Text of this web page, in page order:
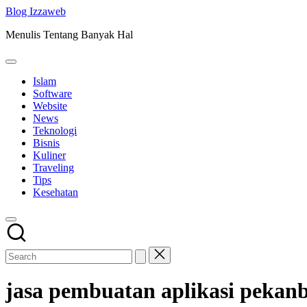
Skip
content
Blog Izzaweb
Menulis Tentang Banyak Hal
Islam
Software
Website
News
Teknologi
Bisnis
Kuliner
Traveling
Tips
Kesehatan
jasa pembuatan aplikasi